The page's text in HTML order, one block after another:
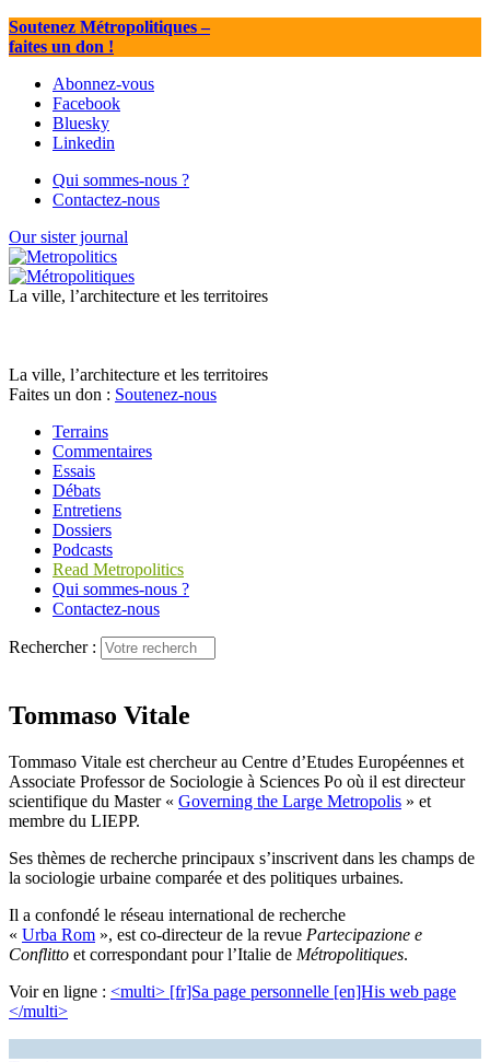
Soutenez Métropolitiques–
faites un don !
Abonnez-vous
Facebook
Bluesky
Linkedin
Qui sommes-nous ?
Contactez-nous
Our sister journal
La ville, l’architecture et les territoires
La ville, l’architecture et les territoires
Faites un don : Soutenez-nous
Terrains
Commentaires
Essais
Débats
Entretiens
Dossiers
Podcasts
Read Metropolitics
Qui sommes-nous ?
Contactez-nous
Rechercher :
Tommaso Vitale
Tommaso Vitale est chercheur au Centre d’Etudes Européennes et
Associate Professor de Sociologie à Sciences Po où il est directeur
scientifique du Master « Governing the Large Metropolis » et
membre du LIEPP.
Ses thèmes de recherche principaux s’inscrivent dans les champs de
la sociologie urbaine comparée et des politiques urbaines.
Il a confondé le réseau international de recherche
« Urba Rom », est co-directeur de la revue Partecipazione e
Conflitto et correspondant pour l’Italie de Métropolitiques.
Voir en ligne : <multi> [fr]Sa page personnelle [en]His web page
</multi>